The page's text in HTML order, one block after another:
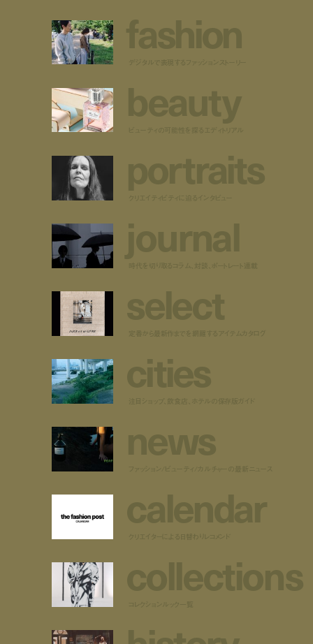
fashion
デジタルで表現するファッションストーリー
beauty
ビューティの可能性を探るエディトリアル
portraits
クリエイティビティに迫るインタビュー
journal
時代を切り取るコラム、対談、ポートレート連載
select
定番から最新作までを網羅するアイテムカタログ
cities
注目ショップ、飲食店、ホテルの保存版ガイド
news
ファッション/ビューティ/カルチャーの最新ニュース
calendar
クリエイターによる日替わりレコメンド
collections
コレクションルック一覧